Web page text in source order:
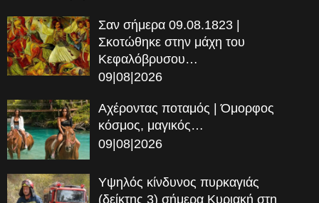
Σαν σήμερα 09.08.1823 |
Σκοτώθηκε στην μάχη του
Κεφαλόβρυσου…
09|08|2026
Αχέροντας ποταμός | Όμορφος
κόσμος, μαγικός…
09|08|2026
Υψηλός κίνδυνος πυρκαγιάς
(δείκτης 3) σήμερα Κυριακή στη